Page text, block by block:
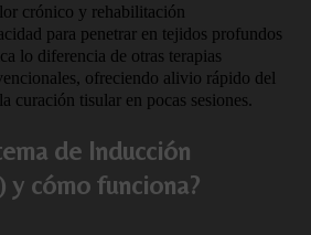
crónico y rehabilitación
para penetrar en tejidos profundos
lo diferencia de otras terapias
ofreciendo alivio rápido del
curación tisular en pocas sesiones.
de Inducción
y cómo funciona?